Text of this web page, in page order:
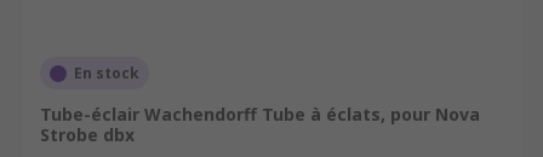
En stock
Tube-éclair Wachendorff Tube à éclats, pour Nova
Strobe dbx